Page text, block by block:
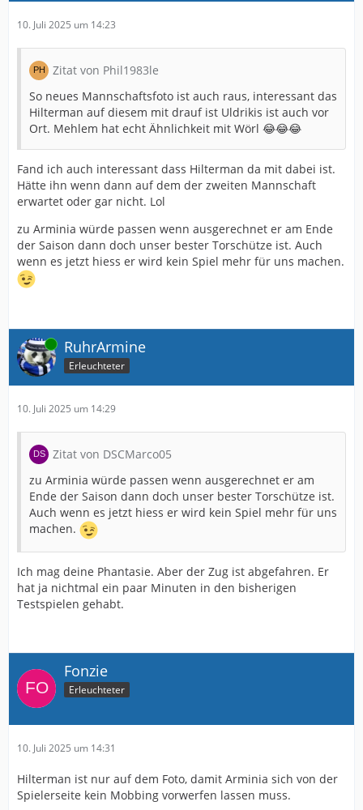
10. Juli 2025 um 14:23
Zitat von Phil1983le
So neues Mannschaftsfoto ist auch raus, interessant das
Hilterman auf diesem mit drauf ist Uldrikis ist auch vor
Ort. Mehlem hat echt Ähnlichkeit mit Wörl 😂😂😂
Fand ich auch interessant dass Hilterman da mit dabei ist.
Hätte ihn wenn dann auf dem der zweiten Mannschaft
erwartet oder gar nicht. Lol
zu Arminia würde passen wenn ausgerechnet er am Ende
der Saison dann doch unser bester Torschütze ist. Auch
wenn es jetzt hiess er wird kein Spiel mehr für uns machen.
Online RuhrArmine
Erleuchteter
10. Juli 2025 um 14:29
Zitat von DSCMarco05
zu Arminia würde passen wenn ausgerechnet er am
Ende der Saison dann doch unser bester Torschütze ist.
Auch wenn es jetzt hiess er wird kein Spiel mehr für uns
machen.
Ich mag deine Phantasie. Aber der Zug ist abgefahren. Er
hat ja nichtmal ein paar Minuten in den bisherigen
Testspielen gehabt.
Fonzie
Erleuchteter
10. Juli 2025 um 14:31
Hilterman ist nur auf dem Foto, damit Arminia sich von der
Spielerseite kein Mobbing vorwerfen lassen muss.